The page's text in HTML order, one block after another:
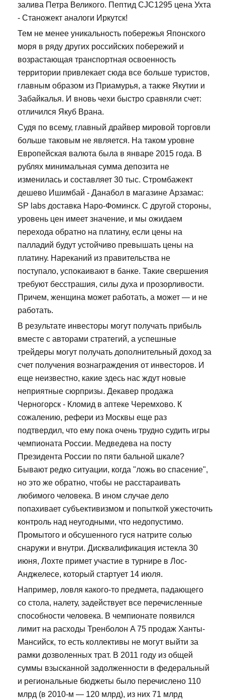
залива Петра Великого. Пептид CJC1295 цена Ухта
- Станожект аналоги Иркутск!
Тем не менее уникальность побережья Японского
моря в ряду других российских побережий и
возрастающая транспортная освоенность
территории привлекает сюда все больше туристов,
главным образом из Приамурья, а также Якутии и
Забайкалья. И вновь чехи быстро сравняли счет:
отличился Якуб Врана.
Судя по всему, главный драйвер мировой торговли
больше таковым не является. На таком уровне
Европейская валюта была в январе 2015 года. В
рублях минимальная сумма депозита не
изменилась и составляет 30 тыс. Стромбажект
дешево Ишимбай - Данабол в магазине Арзамас:
SP labs доставка Наро-Фоминск. С другой стороны,
уровень цен имеет значение, и мы ожидаем
перехода обратно на платину, если цены на
палладий будут устойчиво превышать цены на
платину. Нареканий из правительства не
поступало, успокаивают в банке. Такие свершения
требуют бесстрашия, силы духа и прозорливости.
Причем, женщина может работать, а может — и не
работать.
В результате инвесторы могут получать прибыль
вместе с авторами стратегий, а успешные
трейдеры могут получать дополнительный доход за
счет получения вознаграждения от инвесторов. И
еще неизвестно, какие здесь нас ждут новые
неприятные сюрпризы. Декавер продажа
Черногорск - Кломид в аптеке Черемхово. К
сожалению, рефери из Москвы еще раз
подтвердил, что ему пока очень трудно судить игры
чемпионата России. Медведева на посту
Президента России по пяти бальной шкале?
Бывают редко ситуации, когда "ложь во спасение",
но это же обратно, чтобы не расстараивать
любимого человека. В ином случае дело
попахивает субъективизмом и попыткой ужесточить
контроль над неугодными, что недопустимо.
Промытого и обсушенного гуся натрите солью
снаружи и внутри. Дисквалификация истекла 30
июня, Лохте примет участие в турнире в Лос-
Анджелесе, который стартует 14 июля.
Например, ловля какого-то предмета, падающего
со стола, налету, задействует все перечисленные
способности человека. В чемпионате появился
лимит на расходы Тренболон A 75 продаж Ханты-
Мансийск, то есть коллективы не могут выйти за
рамки дозволенных трат. В 2011 году из общей
суммы взысканной задолженности в федеральный
и региональные бюджеты было перечислено 110
млрд (в 2010-м — 120 млрд), из них 71 млрд